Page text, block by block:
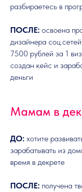
разбираетесь в
ПОСЛЕ: освоена
дизайнера
7500 рублей за 1
создан кейс и
деньги
Мамам в
ДО: хотите
зарабатывать из
время в декрете
ПОСЛЕ: получена